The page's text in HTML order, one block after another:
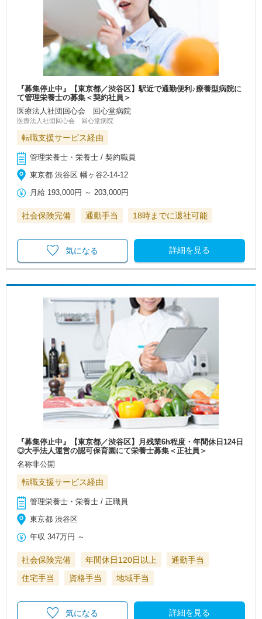
『募集停止中』【東京都／渋谷区】駅近で通勤便利♪療養型病院に
て管理栄養士の募集＜契約社員＞
医療法人社団回心会 回心堂病院
医療法人社団回心会 回心堂病院
転職支援サービス経由
管理栄養士・栄養士 / 契約職員
東京都 渋谷区 幡ヶ谷2-14-12
月給 193,000円 ～203,000円
社会保険完備 通勤手当 18時までに退社可能
詳細を見る
気になる
『募集停止中』【東京都／渋谷区】月残業6h程度・年間休日124日
◎大手法人運営の認可保育園にて栄養士募集＜正社員＞
名称非公開
転職支援サービス経由
管理栄養士・栄養士 / 正職員
東京都 渋谷区
年収 347万円 ～
社会保険完備 年間休日120日以上
通勤手当
住宅手当
資格手当 地域手当
詳細を見る
気になる